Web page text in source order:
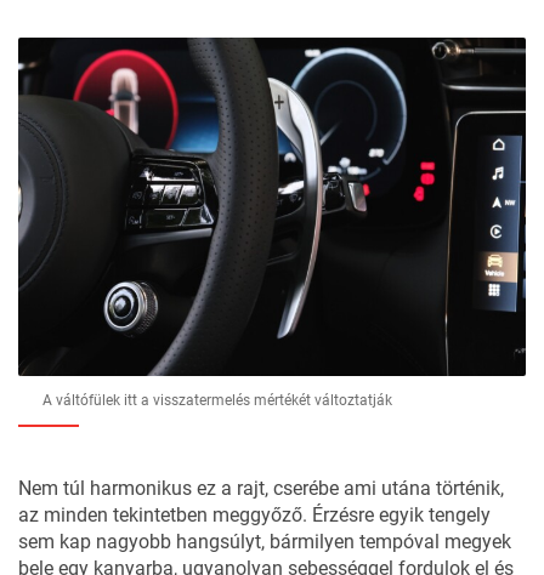
A váltófülek itt a visszatermelés mértékét változtatják
Nem túl harmonikus ez a rajt, cserébe ami utána történik,
az minden tekintetben meggyőző. Érzésre egyik tengely
sem kap nagyobb hangsúlyt, bármilyen tempóval megyek
bele egy kanyarba, ugyanolyan sebességgel fordulok el és